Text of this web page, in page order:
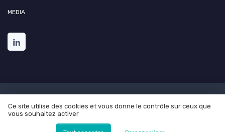
MEDIA
Enquête 2025 sur l'intelligence artificielle et les directions des
systèmes d'informations
© CIO at WORK ! 2026
Ce site utilise des cookies et vous donne le contrôle sur ceux que
vous souhaitez activer